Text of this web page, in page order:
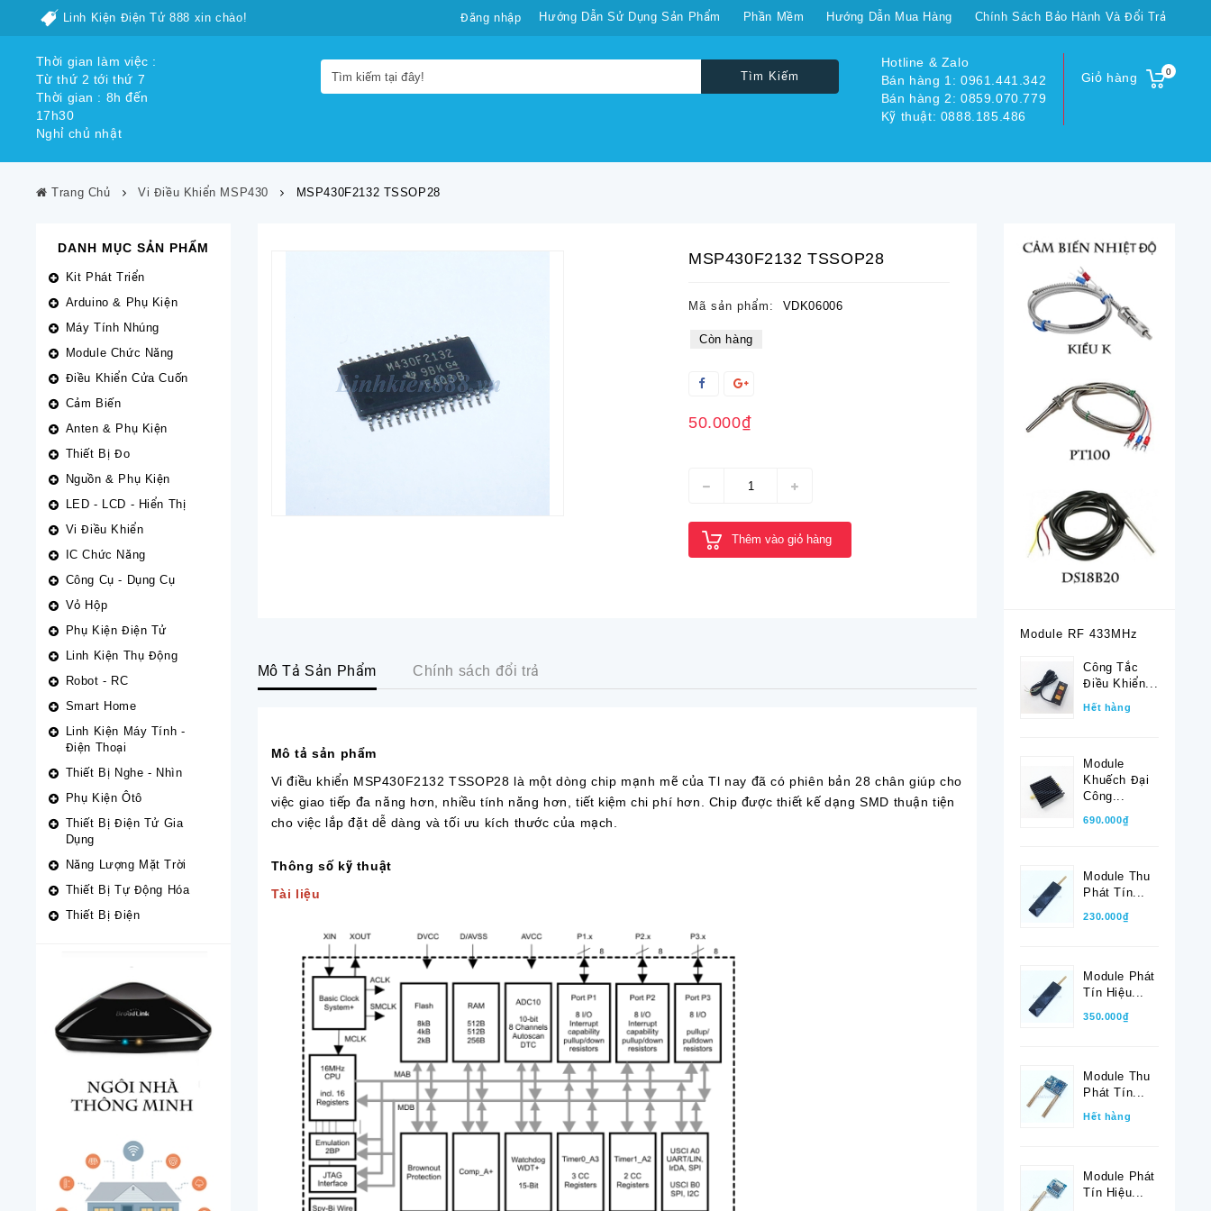
Linh Kiện Điện Tử 888 xin chào! Hướng Dẫn Sử Dụng Sản Phẩm Phần Mềm Hướng Dẫn Mua Hàng Chính Sách Bảo Hành Và Đổi Trả
Đăng nhập
Thời gian làm việc :
Từ thứ 2 tới thứ 7
Thời gian : 8h đến
17h30
Nghỉ chủ nhật
Giỏ hàng 0
Hotline & Zalo
Bán hàng 1: 0961.441.342
Bán hàng 2: 0859.070.779
Kỹ thuật: 0888.185.486
Tìm Kiếm
Trang Chủ Vi Điều Khiển MSP430 MSP430F2132 TSSOP28
DANH MỤC SẢN PHẨM
Kit Phát Triển
Arduino & Phụ Kiện
Máy Tính Nhúng
Module Chức Năng
Điều Khiển Cửa Cuốn
Cảm Biến
Anten & Phụ Kiện
Thiết Bị Đo
Nguồn & Phụ Kiện
LED - LCD - Hiển Thị
Vi Điều Khiển
IC Chức Năng
Công Cụ - Dụng Cụ
Vỏ Hộp
Phụ Kiện Điện Tử
Linh Kiện Thụ Động
Robot - RC
Smart Home
Linh Kiện Máy Tính -
Điện Thoại
Thiết Bị Nghe - Nhìn
Phụ Kiện Ôtô
Thiết Bị Điện Tử Gia
Dụng
Năng Lượng Mặt Trời
Thiết Bị Tự Động Hóa
Thiết Bị Điện
MSP430F2132 TSSOP28
Mã sản phẩm: VDK06006
Còn hàng
50.000₫
Thêm vào giỏ hàng
Mô Tả Sản Phẩm Chính sách đổi trả
Mô tả sản phẩm
Vi điều khiển MSP430F2132 TSSOP28 là một dòng chip mạnh mẽ của Tl nay đã có phiên bản 28 chân giúp cho
việc giao tiếp đa năng hơn, nhiều tính năng hơn, tiết kiệm chi phí hơn. Chip được thiết kế dạng SMD thuận tiện
cho việc lắp đặt dễ dàng và tối ưu kích thước của mạch.
Thông số kỹ thuật
Tài liệu
Module RF 433MHz
Công Tắc
Điều Khiển...
Hết hàng
Module
Khuếch Đại
Công...
690.000₫
Module Thu
Phát Tín...
230.000₫
Module Phát
Tín Hiệu...
350.000₫
Module Thu
Phát Tín...
Hết hàng
Module Phát
Tín Hiệu...